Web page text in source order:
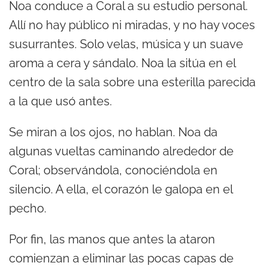
Noa conduce a Coral a su estudio personal.
Allí no hay público ni miradas, y no hay voces
susurrantes. Solo velas, música y un suave
aroma a cera y sándalo. Noa la sitúa en el
centro de la sala sobre una esterilla parecida
a la que usó antes.
Se miran a los ojos, no hablan. Noa da
algunas vueltas caminando alrededor de
Coral; observándola, conociéndola en
silencio. A ella, el corazón le galopa en el
pecho.
Por fin, las manos que antes la ataron
comienzan a eliminar las pocas capas de